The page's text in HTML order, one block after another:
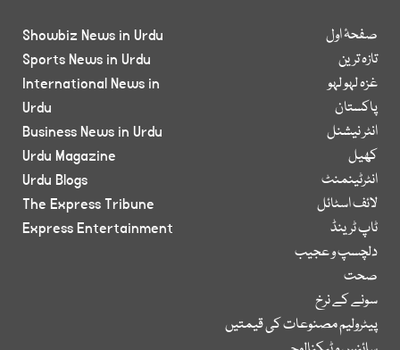
صفحۂ اول
تازہ ترین
غزہ لہو لہو
پاکستان
انٹر نیشنل
کھیل
انٹرٹینمنٹ
لائف اسٹائل
ٹاپ ٹرینڈ
دلچسپ و عجیب
صحت
سونے کے نرخ
پیٹرولیم مصنوعات کی قیمتیں
Showbiz News in Urdu
Sports News in Urdu
International News in
Urdu
Business News in Urdu
Urdu Magazine
Urdu Blogs
The Express Tribune
Express Entertainment